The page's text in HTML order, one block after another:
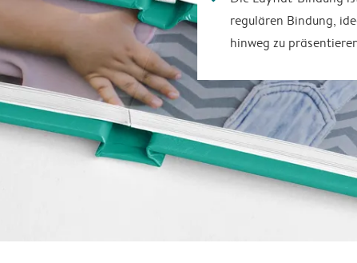
regulären Bindung,
hinweg zu